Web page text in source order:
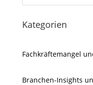
Kategorien
Fachkräftemangel
Branchen-Insights